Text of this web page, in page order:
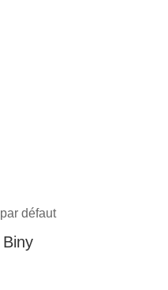
défaut